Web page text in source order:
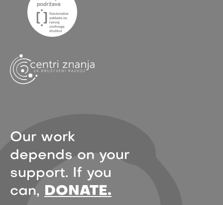
Our work
depends on your
support. If you
can,
DONATE.